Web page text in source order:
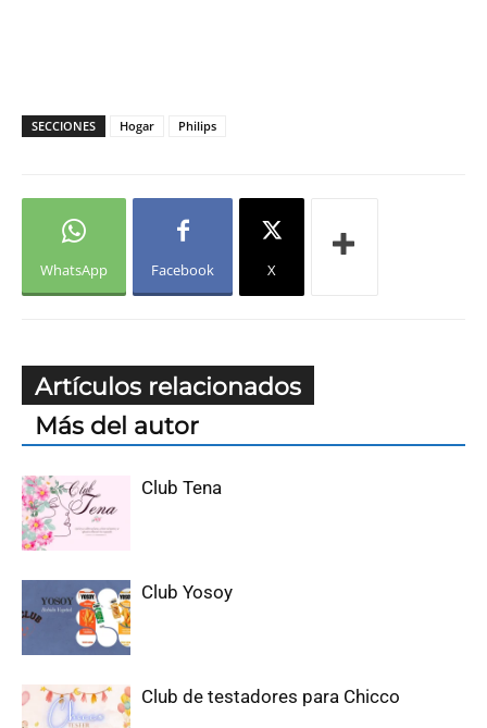
SECCIONES Hogar Philips
WhatsApp Facebook X
Artículos relacionados
Más del autor
Club Tena
Club Yosoy
Club de testadores para Chicco